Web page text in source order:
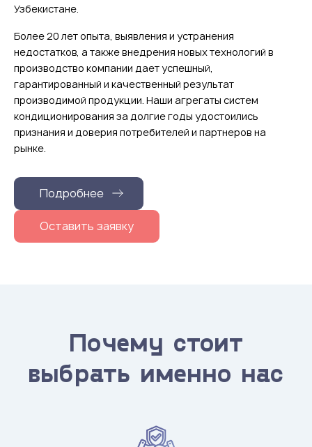
Узбекистане.
Более 20 лет опыта, выявления и устранения
недостатков, а также внедрения новых технологий в
производство компании дает успешный,
гарантированный и качественный результат
производимой продукции. Наши агрегаты систем
кондиционирования за долгие годы удостоились
признания и доверия потребителей и партнеров на
рынке.
Подробнее
Оставить заявку
Почему стоит
выбрать именно нас